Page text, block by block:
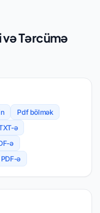
və Tərcümə
Pdf bölmək
ə
ə
ə